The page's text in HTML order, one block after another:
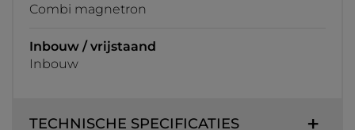
Combi magnetron
Inbouw / vrijstaand
Inbouw
TECHNISCHE SPECIFICATIES